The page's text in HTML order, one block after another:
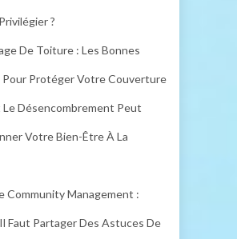
?
De Toiture : Les Bonnes
Pour Protéger Votre Couverture
Le Désencombrement Peut
Votre Bien-Être À La
Community Management :
Faut Partager Des Astuces De